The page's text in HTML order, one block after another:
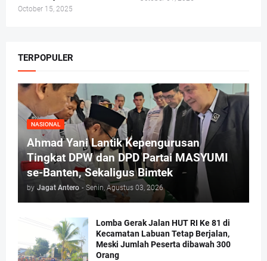
October 15, 2025
TERPOPULER
NASIONAL
Ahmad Yani Lantik Kepengurusan
Tingkat DPW dan DPD Partai MASYUMI
se-Banten, Sekaligus Bimtek
by Jagat Antero - Senin, Agustus 03, 2026
Lomba Gerak Jalan HUT RI Ke 81 di
Kecamatan Labuan Tetap Berjalan,
Meski Jumlah Peserta dibawah 300
Orang